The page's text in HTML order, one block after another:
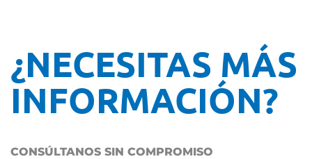
¿NECESITAS MÁS
INFORMACIÓN?
CONSÚLTANOS SIN COMPROMISO